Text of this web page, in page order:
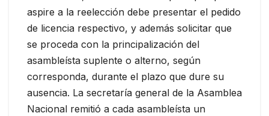
aspire a la reelección debe presentar el pedido
de licencia respectivo, y además solicitar que
se proceda con la principalización del
asambleísta suplente o alterno, según
corresponda, durante el plazo que dure su
ausencia. La secretaría general de la Asamblea
Nacional remitió a cada asambleísta un